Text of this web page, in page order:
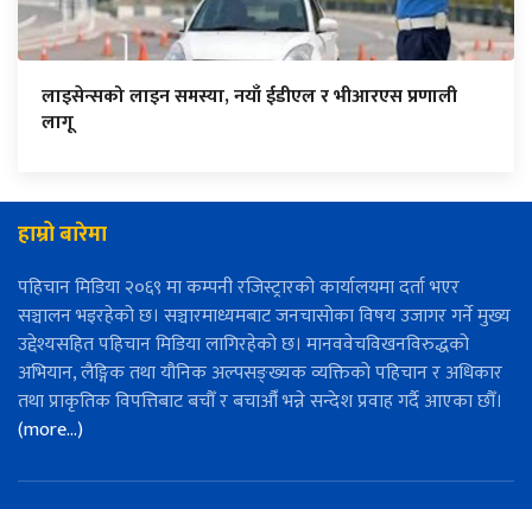
लाइसेन्सको लाइन समस्या, नयाँ ईडीएल र भीआरएस प्रणाली
लागू
हाम्रो बारेमा
पहिचान मिडिया २०६९ मा कम्पनी रजिस्ट्रारको कार्यालयमा दर्ता भएर
सञ्चालन भइरहेको छ। सञ्चारमाध्यमबाट जनचासोका विषय उजागर गर्ने मुख्य
उद्देश्यसहित पहिचान मिडिया लागिरहेको छ। मानववेचविखनविरुद्धको
अभियान, लैङ्गिक तथा यौनिक अल्पसङ्ख्यक व्यक्तिको पहिचान र अधिकार
तथा प्राकृतिक विपत्तिबाट बचौँ र बचाऔँ भन्ने सन्देश प्रवाह गर्दै आएका छौँ।
(more…)